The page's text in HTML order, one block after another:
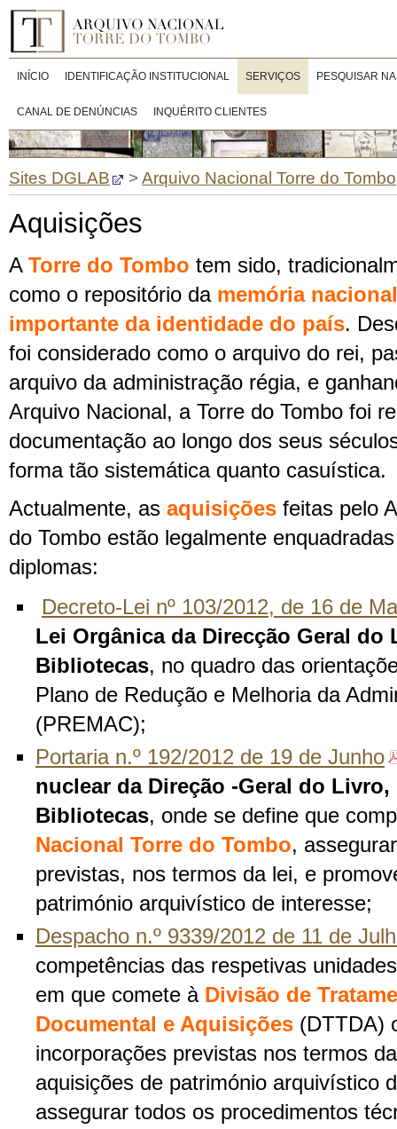
INÍCIO IDENTIFICAÇÃO INSTITUCIONAL SERVIÇOS PESQUISAR
CANAL DE DENÚNCIAS INQUÉRITO CLIENTES
Sites DGLAB >Arquivo Nacional Torre do Tombo
Aquisições
A Torre do Tombo tem sido,
como o repositório da memória
importante da identidade do país.
foi considerado como o arquivo do rei,
arquivo da administração régia, e
Arquivo Nacional, a Torre do Tombo foi
documentação ao longo dos seus
forma tão sistemática quanto casuística.
Actualmente, as aquisições feitas pelo
do Tombo estão legalmente
diplomas:
Decreto-Lei nº 103/2012, de 16 de
Lei Orgânica da Direcção Geral do
Bibliotecas, no quadro das
Plano de Redução e Melhoria da
(PREMAC);
Portaria n.º 192/2012 de 19 de Junho
nuclear da Direção -Geral do
Bibliotecas, onde se define que
Nacional Torre do Tombo,
previstas, nos termos da lei, e
património arquivístico de interesse;
Despacho n.º 9339/2012 de 11 de
competências das respetivas
em que comete à Divisão de
Documental e Aquisições (DTTDA)
incorporações previstas nos termos
aquisições de património arquivístico
assegurar todos os procedimentos